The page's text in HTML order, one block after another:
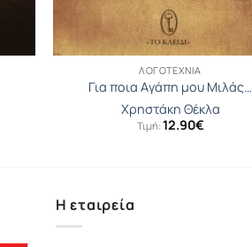
ΛΟΓΟΤΕΧΝΊΑ
Για ποια Aγάπη μου Mιλάς…
Χρηστάκη Θέκλα
Τιμή:12.90€
Η εταιρεία